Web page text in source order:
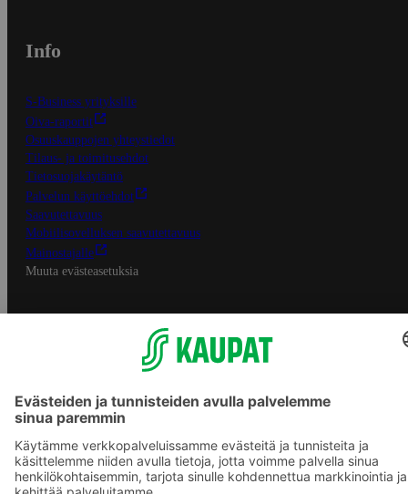
Info
S-Business yrityksille
Oiva-raportit
Osuuskauppojen yhteystiedot
Tilaus- ja toimitusehdot
Tietosuojakäytäntö
Palvelun käyttöehdot
Saavutettavuus
Mobiilisovelluksen saavutettavuus
Mainostajalle
Muuta evästeasetuksia
S-ryhmän palvelut
S-ryhmä
Asiakasomistajuus
S-ostoslista -sovellus
Prisma.fi